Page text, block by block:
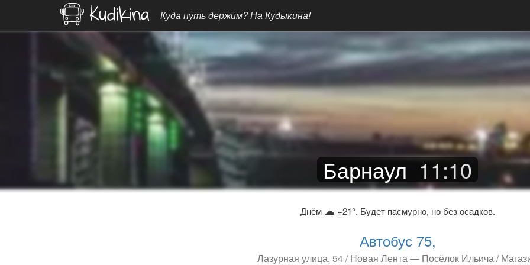
Куда путь держим? На Кудыкина!
Барнаул 11:10
Днём ☁ +21°. Будет пасмурно, но без осадков.
Автобус 75,
Лазурная улица, 54 / Новая Лента — Посёлок Ильича /